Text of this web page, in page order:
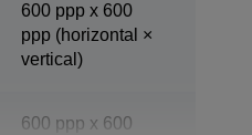
600 ppp x 600
ppp (horizontal ×
vertical)
600 ppp x 600